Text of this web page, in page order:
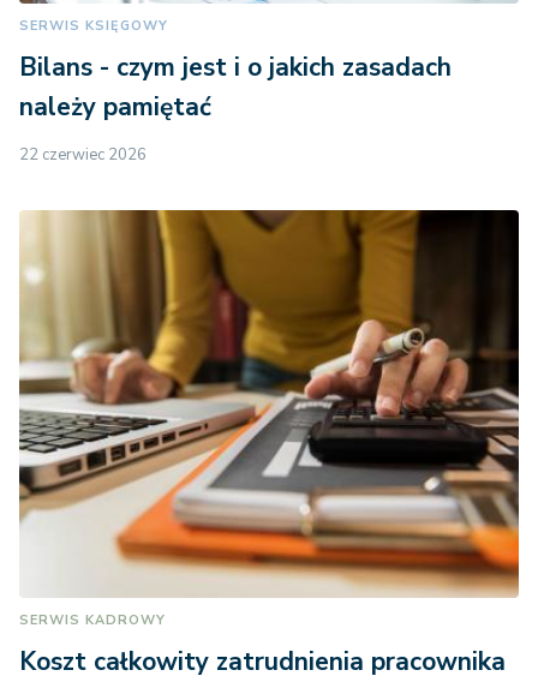
SERWIS KSIĘGOWY
Bilans - czym jest i o jakich zasadach
należy pamiętać
22 czerwiec 2026
SERWIS KADROWY
Koszt całkowity zatrudnienia pracownika